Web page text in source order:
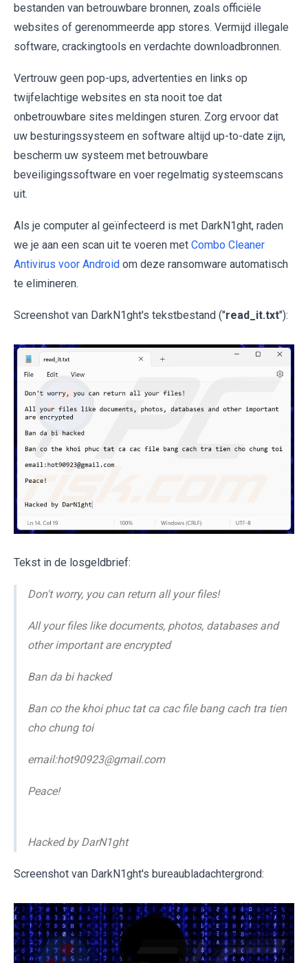
bestanden van betrouwbare bronnen, zoals officiële
websites of gerenommeerde app stores. Vermijd illegale
software, crackingtools en verdachte downloadbronnen.
Vertrouw geen pop-ups, advertenties en links op
twijfelachtige websites en sta nooit toe dat
onbetrouwbare sites meldingen sturen. Zorg ervoor dat
uw besturingssysteem en software altijd up-to-date zijn,
bescherm uw systeem met betrouwbare
beveiligingssoftware en voer regelmatig systeemscans
uit.
Als je computer al geïnfecteerd is met DarkN1ght, raden
we je aan een scan uit te voeren met Combo Cleaner
Antivirus voor Android om deze ransomware automatisch
te elimineren.
Screenshot van DarkN1ght's tekstbestand ("read_it.txt"):
Tekst in de losgeldbrief:
Don't worry, you can return all your files!
All your files like documents, photos, databases and
other important are encrypted
Ban da bi hacked
Ban co the khoi phuc tat ca cac file bang cach tra tien
cho chung toi
email:hot90923@gmail.com
Peace!
Hacked by DarN1ght
Screenshot van DarkN1ght's bureaubladachtergrond: